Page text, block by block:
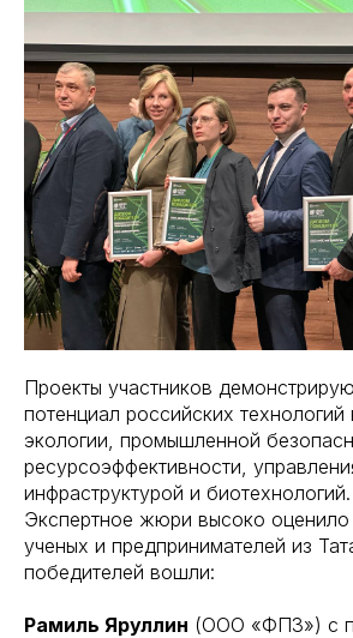
Проекты участников
потенциал российских технологий
экологии, промышленной
ресурсоэффективности,
инфраструктурой и биотехнологий.
Экспертное жюри высоко оценило
ученых и предпринимателей из
победителей вошли:
Рамиль Яруллин (ООО «ФПЗ») с